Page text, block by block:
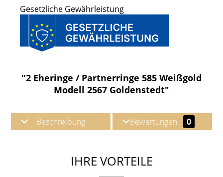
Gesetzliche Gewährleistung
"2 Eheringe / Partnerringe 585 Weißgold
Modell 2567 Goldenstedt"
Beschreibung Bewertungen 0
IHRE VORTEILE